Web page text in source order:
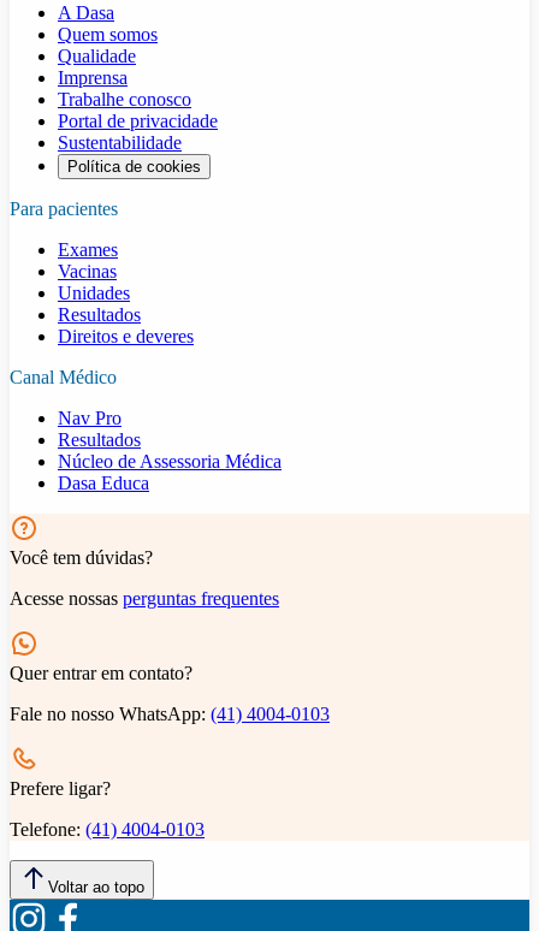
A Dasa
Quem somos
Qualidade
Imprensa
Trabalhe conosco
Portal de privacidade
Sustentabilidade
Política de cookies
Para pacientes
Exames
Vacinas
Unidades
Resultados
Direitos e deveres
Canal Médico
Nav Pro
Resultados
Núcleo de Assessoria Médica
Dasa Educa
Você tem dúvidas?
Acesse nossas perguntas frequentes
Quer entrar em contato?
Fale no nosso WhatsApp: (41) 4004-0103
Prefere ligar?
Telefone: (41) 4004-0103
Voltar ao topo